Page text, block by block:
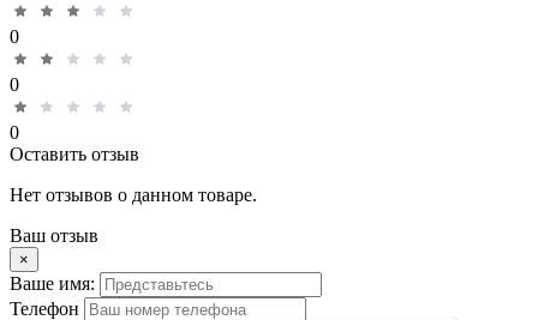
0
0
0
Оставить отзыв
Нет отзывов о данном товаре.
Ваш отзыв
×
Ваше имя:
Телефон